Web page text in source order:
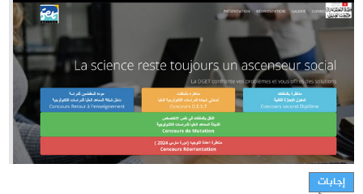
مستجدات
جامعة تونس المنار : مناظرة النقل الجامعية في نفس الاختصاص
2026-2027
إجابات